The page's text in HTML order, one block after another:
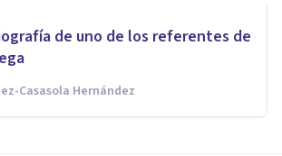
de uno de los referentes de
Casasola Hernández